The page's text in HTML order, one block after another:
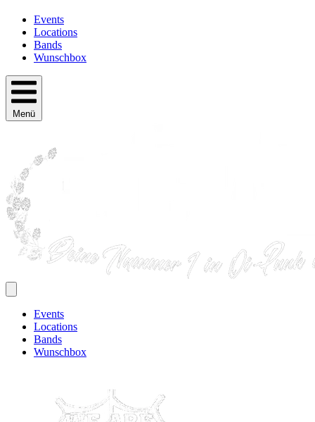
Events
Locations
Bands
Wunschbox
Menü
Events
Locations
Bands
Wunschbox